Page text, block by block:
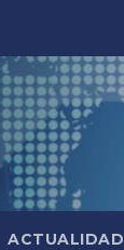
ACTUALIDAD